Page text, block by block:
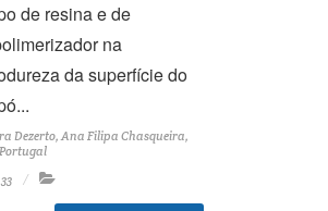
de resina e de
na
da superfície do
Dezerto, Ana Filipa Chasqueira,
33